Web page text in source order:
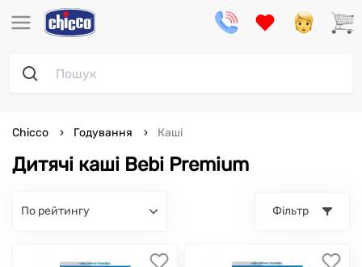
Дитячі каші Bebi Premium
Chicco Годування Каші
по рейтингу Фільтр